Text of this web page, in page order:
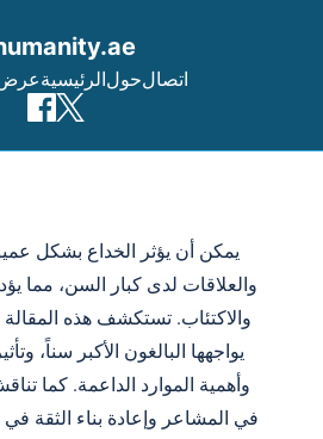
عرضالرئيسيةحولاتصال
يمكن أن يؤثر الخداع بشكل
والعلاقات لدى كبار السن، مما
والاكتئاب. تستكشف هذه المقالة
يواجهها البالغون الأكبر سناً،
وأهمية الموارد الداعمة. كما
في المشاعر وإعادة بناء الثقة